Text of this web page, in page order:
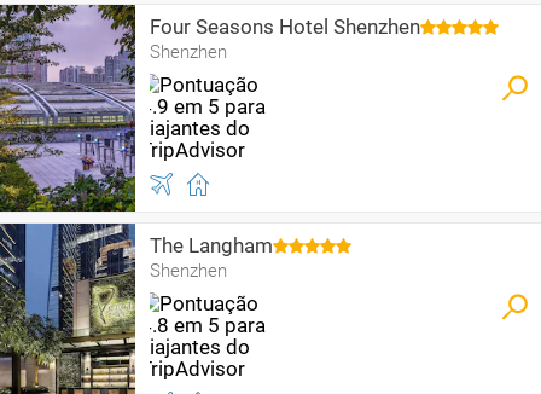
Four Seasons Hotel Shenzhen
Shenzhen
The Langham
Shenzhen